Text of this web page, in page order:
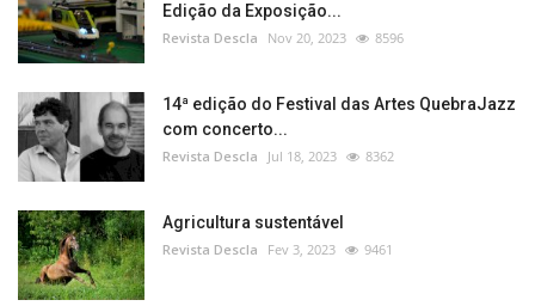
Edição da Exposição...
Revista Descla Nov 20, 2023 8596
14ª edição do Festival das Artes QuebraJazz
com concerto...
Revista Descla Jul 18, 2023 8362
Agricultura sustentável
Revista Descla Fev 3, 2023 9461